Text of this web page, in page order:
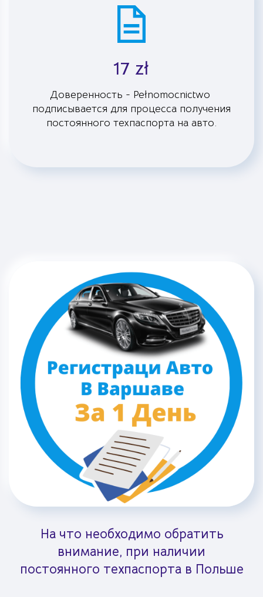
17 zł
Доверенность - Pełnomocnictwo
подписывается для процесса получения
постоянного техпаспорта на авто.
На что необходимо обратить
внимание, при наличии
постоянного техпаспорта в Польше